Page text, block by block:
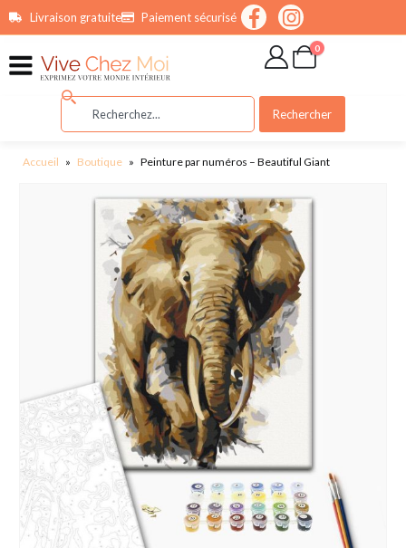
principalLivraison gratuite Paiement sécurisé
0
Rechercher
Accueil » Boutique » Peinture par numéros – Beautiful Giant